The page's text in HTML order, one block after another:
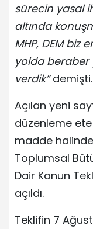
sürecin yasal
altında
MHP, DEM biz
yolda
verdik”demişti.
Açılan yeni
düzenleme
madde halinde
Toplumsal
Dair Kanun
açıldı.
Teklifin 7